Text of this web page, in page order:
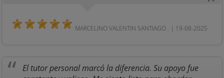
MARCELINO VALENTIN SANTIAGO . | 19-08-2025
El tutor personal marcó la diferencia. Su apoyo fue